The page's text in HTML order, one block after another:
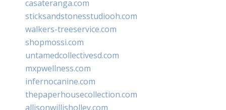
casateranga.com
sticksandstonesstudiooh.com
walkers-treeservice.com
shopmossi.com
untamedcollectivesd.com
mxpwellness.com
infernocanine.com
thepaperhousecollection.com
allisonwillisholley.com